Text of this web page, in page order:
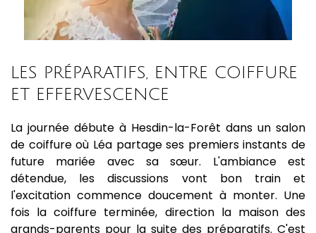
LES PRÉPARATIFS, ENTRE COIFFURE
ET EFFERVESCENCE
La journée débute à Hesdin-la-Forêt dans un salon
de coiffure où Léa partage ses premiers instants de
future mariée avec sa sœur. L'ambiance est
détendue, les discussions vont bon train et
l'excitation commence doucement à monter. Une
fois la coiffure terminée, direction la maison des
grands-parents pour la suite des préparatifs. C'est